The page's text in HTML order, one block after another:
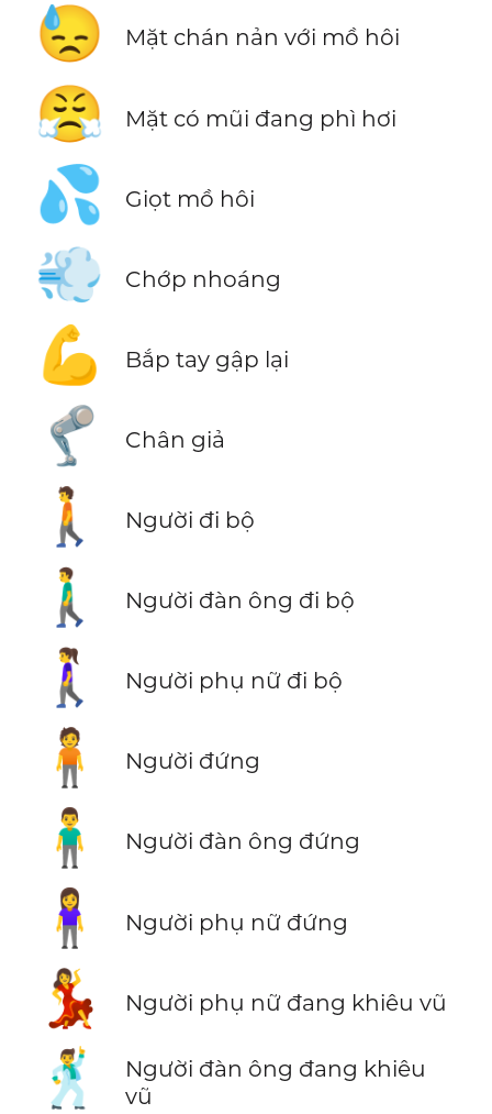
😓 Mặt chán nản với mồ hôi
😤 Mặt có mũi đang phì hơi
💦 Giọt mồ hôi
💨 Chớp nhoáng
💪 Bắp tay gập lại
🦿 Chân giả
🚶 Người đi bộ
🚶‍♂️ Người đàn ông đi bộ
🚶‍♀️ Người phụ nữ đi bộ
🧍 Người đứng
🧍‍♂️ Người đàn ông đứng
🧍‍♀️ Người phụ nữ đứng
💃 Người phụ nữ đang khiêu vũ
🕺
Người đàn ông đang khiêu
vũ